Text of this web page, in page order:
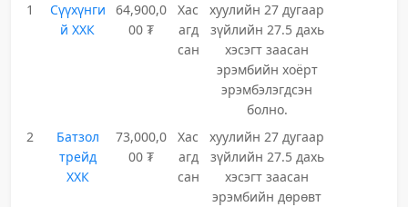
1
Сүүхүнги
й ХХК
64,900,0
00 ₮
Хас
агд
сан
хуулийн 27 дугаар
зүйлийн 27.5 дахь
хэсэгт заасан
эрэмбийн хоёрт
эрэмбэлэгдсэн
болно.
2
Батзол
трейд
ХХК
73,000,0
00 ₮
Хас
агд
сан
хуулийн 27 дугаар
зүйлийн 27.5 дахь
хэсэгт заасан
эрэмбийн дөрөвт